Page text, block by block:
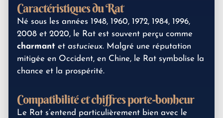
Caractéristiques du Rat
Né sous les années 1948, 1960, 1972, 1984, 1996,
2008 et 2020, le Rat est souvent perçu comme
charmant et astucieux. Malgré une réputation
mitigée en Occident, en Chine, le Rat symbolise la
chance et la prospérité.
Compatibilité et chiffres porte-bonheur
Le Rat s’entend particulièrement bien avec le